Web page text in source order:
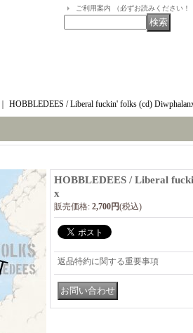
ご利用案内 （必ずお読みください！
HOBBLEDEES / Liberal fuckin' folks (cd)
HOBBLEDEES / Liberal
x
販売価格: 2,700円(税込)
返品特約に関する重要事項